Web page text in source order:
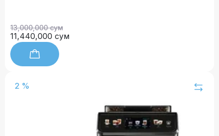
13,000,000 сум
11,440,000 сум
2 %